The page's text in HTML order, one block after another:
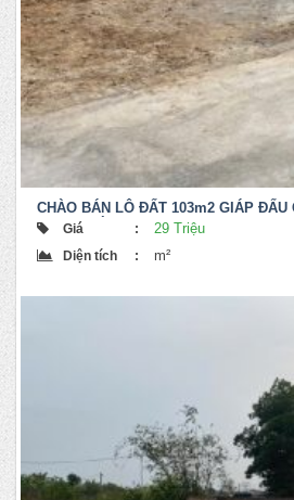
CHÀO BÁN LÔ ĐẤT 103m2 GIÁP ĐẤU
MINH PHÚ
Giá : 29 Triệu
Diện tích : m²